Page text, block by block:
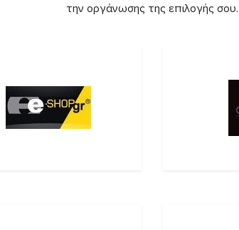
την οργάνωσης της επιλογής σου.